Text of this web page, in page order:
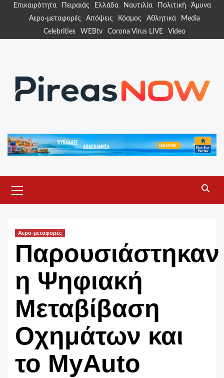
Επικαιρότητα Πειραιάς Ελλάδα Ναυτιλία Πολιτική
Άμυνα
Αερο-μεταφορές
Απόψεις Κόσμος Αθλητικά
Media
Celebrities
WEBtv Corona Virus LIVE Video
Menu
Αερο-μεταφορές
Παρουσιάστηκαν
η Ψηφιακή
Μεταβίβαση
Οχημάτων και
το MyAuto